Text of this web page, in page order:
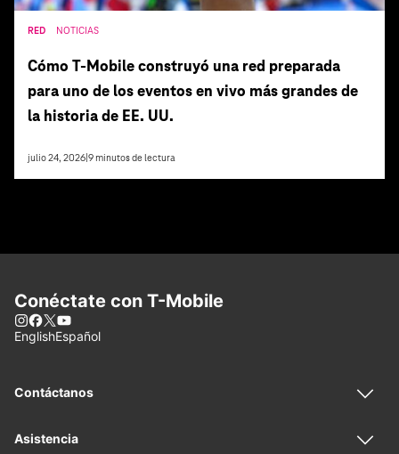
RED NOTICIAS
Cómo T‑Mobile construyó una red preparada
para uno de los eventos en vivo más grandes de
la historia de EE. UU.
julio 24, 2026 9 minutos de lectura